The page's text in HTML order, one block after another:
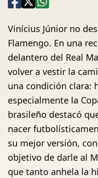
Vinícius Júnior no
Flamengo. En una
delantero del Real
volver a vestir la
una condición clara:
especialmente la
brasileño destacó
nacer
su mejor versión,
objetivo de darle al
que tanto anhela la